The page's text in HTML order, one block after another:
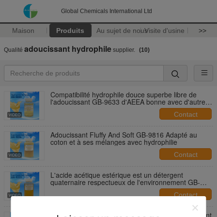
Global Chemicals International Ltd
Maison Produits Au sujet de nousVisite d'usine >>
Qualité adoucissant hydrophile supplier. (10)
Compatibilité hydrophile douce superbe libre de
l'adoucissant GB-9633 d'AEEA bonne avec d'autres
Contact
Adoucissant Fluffy And Soft GB-9816 Adapté au
coton et à ses mélanges avec hydrophilie
Contact
L'acide acétique estérique est un détergent
quaternaire respectueux de l'environnement GB-
9222 AEEA-free, silicone-free and low odor
Contact
L'adoucissant non ionique GB-9656 confère gonflant